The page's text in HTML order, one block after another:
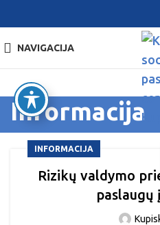
NAVIGACIJA
Informacija
INFORMACIJA
Rizikų valdymo
paslaugų